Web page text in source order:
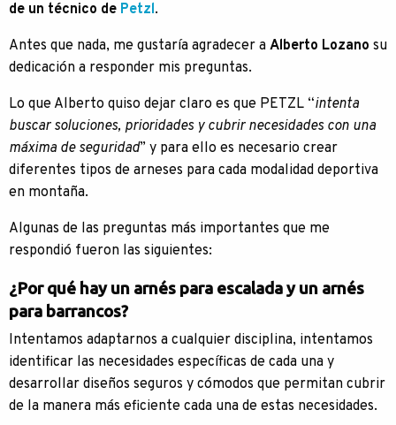
de un técnico de Petzl.
Antes que nada, me gustaría agradecer a Alberto Lozano su
dedicación a responder mis preguntas.
Lo que Alberto quiso dejar claro es que PETZL “intenta
buscar soluciones, prioridades y cubrir necesidades con una
máxima de seguridad” y para ello es necesario crear
diferentes tipos de arneses para cada modalidad deportiva
en montaña.
Algunas de las preguntas más importantes que me
respondió fueron las siguientes:
¿Por qué hay un arnés para escalada y un arnés
para barrancos?
Intentamos adaptarnos a cualquier disciplina, intentamos
identificar las necesidades específicas de cada una y
desarrollar diseños seguros y cómodos que permitan cubrir
de la manera más eficiente cada una de estas necesidades.